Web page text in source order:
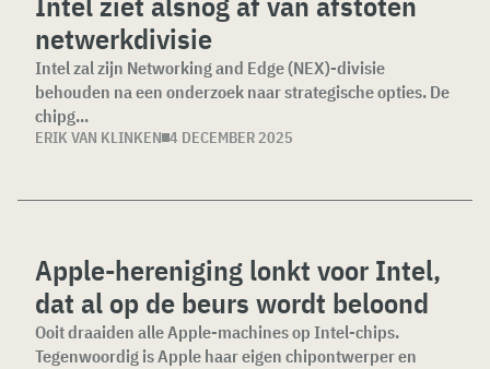
netwerkdivisie
Intel zal zijn Networking and Edge (NEX)-divisie
behouden na een onderzoek naar strategische opties. De
chipg...
ERIK VAN KLINKEN 4 DECEMBER 2025
Apple-hereniging lonkt voor Intel,
dat al op de beurs wordt beloond
Ooit draaiden alle Apple-machines op Intel-chips.
Tegenwoordig is Apple haar eigen chipontwerper en